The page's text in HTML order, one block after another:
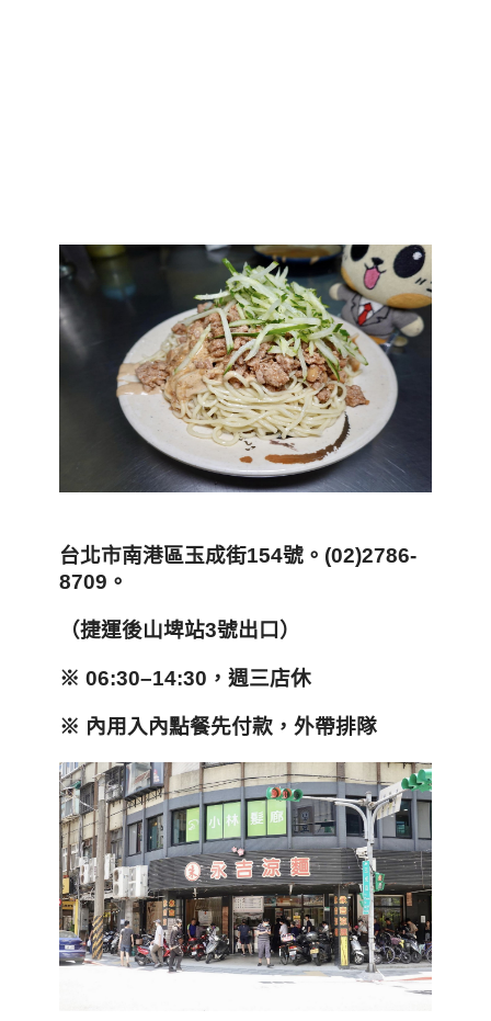
台北市南港區玉成街154號。(02)2786-
8709 。
（捷運後山埤站3號出口 ）
※ 06:30–14:30 ，週三店休
※ 內用入內點餐先付款 ， 外帶排隊